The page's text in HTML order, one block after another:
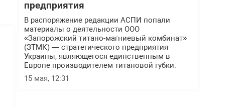
предприятия
В распоряжение редакции АСПИ попали
материалы о деятельности ООО
«Запорожский титано-магниевый комбинат»
(ЗТМК) — стратегического предприятия
Украины, являющегося единственным в
Европе производителем титановой губки.
15 мая, 12:31